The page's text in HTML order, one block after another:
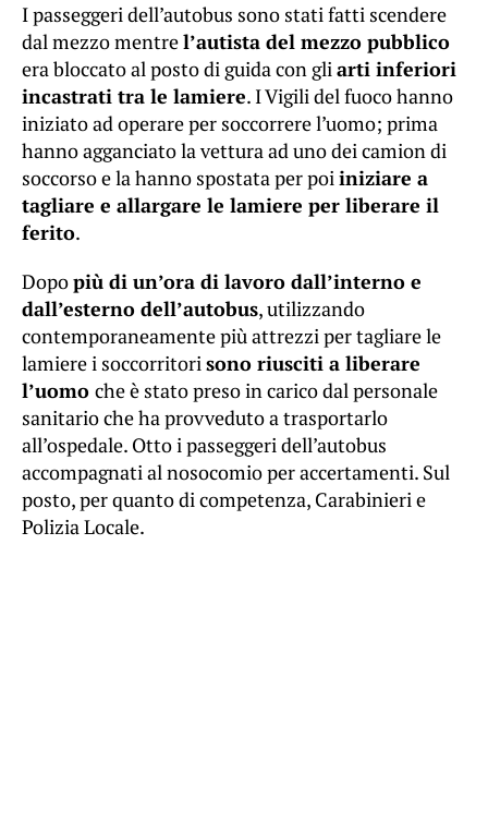
I passeggeri dell’autobus sono stati fatti scendere
dal mezzo mentrel’autista del mezzo pubblico
era bloccato al posto di guida con gliarti inferiori
incastrati tra le lamiere. I Vigili del fuoco hanno
iniziato ad operare per soccorrere l’uomo; prima
hanno agganciato la vettura ad uno dei camion di
soccorso e la hanno spostata per poiiniziare a
tagliare e allargare le lamiere per liberare il
ferito.
Dopopiù di un’ora di lavoro dall’interno e
dall’esterno dell’autobus, utilizzando
contemporaneamente più attrezzi per tagliare le
lamiere i soccorritorisono riusciti a liberare
l’uomo che è stato preso in carico dal personale
sanitario che ha provveduto a trasportarlo
all’ospedale. Otto i passeggeri dell’autobus
accompagnati al nosocomio per accertamenti. Sul
posto, per quanto di competenza, Carabinieri e
Polizia Locale.